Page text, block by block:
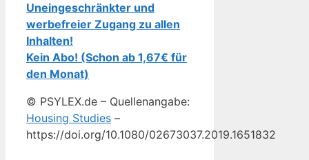
Uneingeschränkter und
werbefreier Zugang zu allen
Inhalten!
Kein Abo! (Schon ab 1,67€ für
den Monat)
© PSYLEX.de – Quellenangabe:
Housing Studies –
https://doi.org/10.1080/02673037.2019.1651832